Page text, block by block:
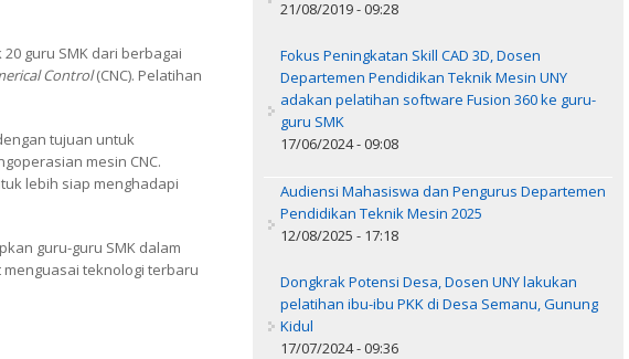
guru SMK dari berbagai
Control(CNC). Pelatihan
tujuan untuk
mesin CNC.
lebih siap menghadapi
guru-guru SMK dalam
teknologi terbaru
21/08/2019 - 09:28
Fokus Peningkatan Skill CAD 3D, Dosen
Departemen Pendidikan Teknik Mesin UNY
adakan pelatihan software Fusion 360 ke guru-
guru SMK
17/06/2024 - 09:08
Audiensi Mahasiswa dan Pengurus Departemen
Pendidikan Teknik Mesin 2025
12/08/2025 - 17:18
Dongkrak Potensi Desa, Dosen UNY lakukan
pelatihan ibu-ibu PKK di Desa Semanu, Gunung
Kidul
17/07/2024 - 09:36